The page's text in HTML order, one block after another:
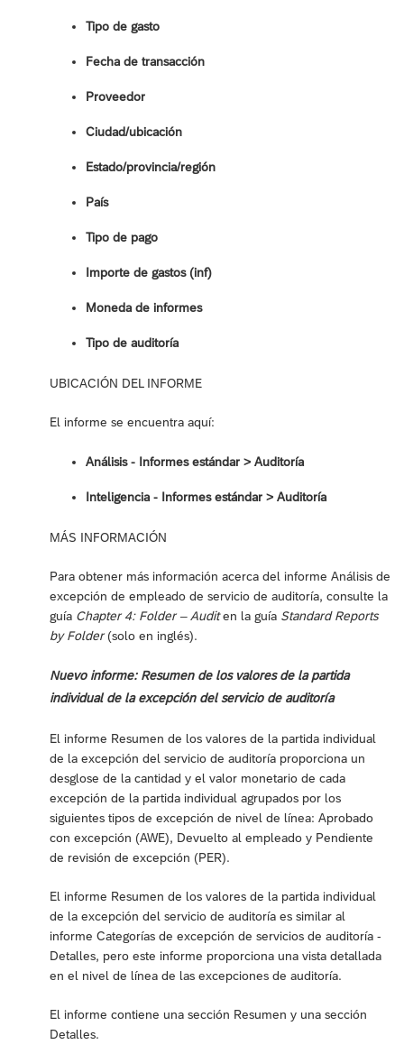
Tipo de gasto
Fecha de transacción
Proveedor
Ciudad/ubicación
Estado/provincia/región
País
Tipo de pago
Importe de gastos (inf)
Moneda de informes
Tipo de auditoría
UBICACIÓN DEL INFORME
El informe se encuentra aquí:
Análisis - Informes estándar > Auditoría
Inteligencia - Informes estándar ‎> Auditoría
MÁS INFORMACIÓN
Para obtener más información acerca del informe Análisis de
excepción de empleado de servicio de auditoría, consulte la
guía Chapter 4: Folder – Auditen la guía Standard Reports
by Folder(solo en inglés).
Nuevo informe: Resumen de los valores de la partida
individual de la excepción del servicio de auditoría
El informe Resumen de los valores de la partida individual
de la excepción del servicio de auditoría proporciona un
desglose de la cantidad y el valor monetario de cada
excepción de la partida individual agrupados por los
siguientes tipos de excepción de nivel de línea: Aprobado
con excepción (AWE), Devuelto al empleado y Pendiente
de revisión de excepción (PER).
El informe Resumen de los valores de la partida individual
de la excepción del servicio de auditoría es similar al
informe Categorías de excepción de servicios de auditoría -
Detalles, pero este informe proporciona una vista detallada
en el nivel de línea de las excepciones de auditoría.
El informe contiene una sección Resumen y una sección
Detalles.